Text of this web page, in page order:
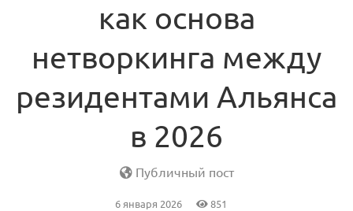
как основа
нетворкинга между
резидентами Альянса
в 2026
Публичный пост
6 января 2026 851